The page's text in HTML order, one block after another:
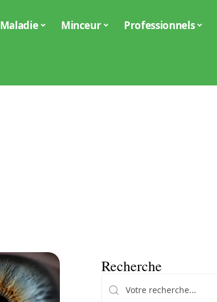
Maladie Minceur Professionnels
Recherche